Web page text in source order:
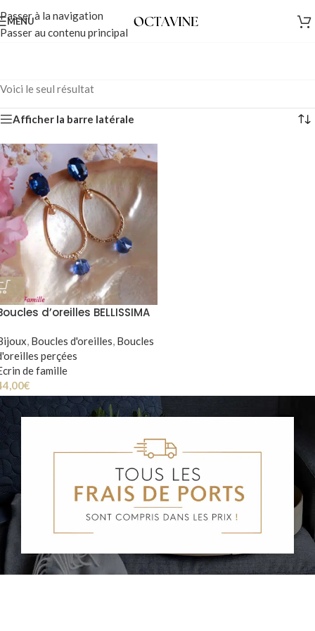
Passer à la navigation
Passer au contenu principal
MENU
Voici le seul résultat
Afficher la barre latérale
d’oreilles BELLISSIMA
, Boucles d'oreilles, Boucles
perçées
de famille
€